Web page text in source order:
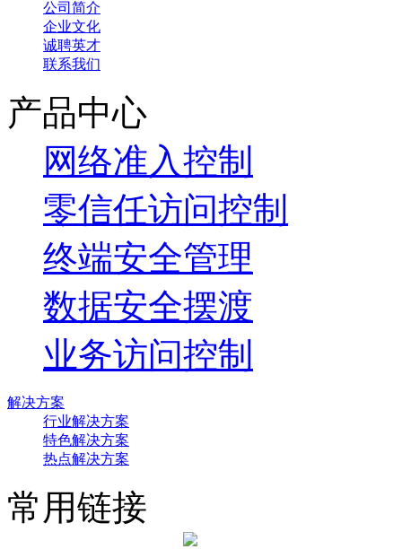
公司简介
企业文化
诚聘英才
联系我们
产品中心
网络准入控制
零信任访问控制
终端安全管理
数据安全摆渡
业务访问控制
解决方案
行业解决方案
特色解决方案
热点解决方案
常用链接